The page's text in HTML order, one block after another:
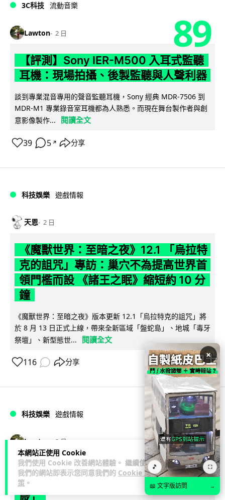
本網站正使用 Cookie
我們使用 Cookie 改善網站體驗。 繼續使用
我們的網站即表示您同意我們的 Cookie 政
策 。
3C科技 流動音樂
Lawton 2 日 89
【評測】Sony IER-M500 入耳式監聽
耳機：現場拍攝、後製監聽與人聲利器
談到專業混音專用的聲音監聽耳機，Sony 經典 MDR-7506 到
MDR-M1 專業錄音室耳機都為人熟悉。而現在舞台製作者與創
意影像製作...
閱讀全文
39 5 ↗ 分享
科技娛樂 遊戲情報
天恩 2 日
《魔獸世界：至暗之夜》12.1 「烏拉特
克的詛咒」專訪：巢穴不為提高世界首
領門檻而設 《諸王之眠》縮短約 10 分
鐘
《魔獸世界：至暗之夜》版本更新 12.1「烏拉特克的詛咒」將
於 8 月 13 日正式上線，帶來全新區域「盤蛇島」、地城「毒牙
祭壇」、新型態世...
閱讀全文
116 分享
科技娛樂 遊戲情報
Lawton 2 日
日本二手遊戲店減 90% 門市 業績反增
四成 "懷舊"在 Z 世代變成最潮「新鮮
×
🎵 ⛶
📖 文字版訪問 →